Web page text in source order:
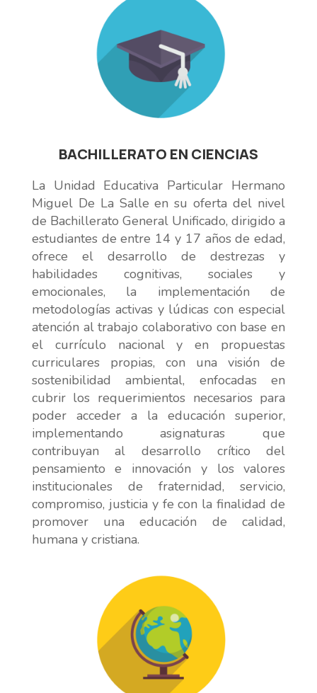
BACHILLERATO EN CIENCIAS
La Unidad Educativa Particular Hermano
Miguel De La Salle en su oferta del nivel
de Bachillerato General Unificado, dirigido a
estudiantes de entre 14 y 17 años de edad,
ofrece el desarrollo de destrezas y
habilidades cognitivas, sociales y
emocionales, la implementación de
metodologías activas y lúdicas con especial
atención al trabajo colaborativo con base en
el currículo nacional y en propuestas
curriculares propias, con una visión de
sostenibilidad ambiental, enfocadas en
cubrir los requerimientos necesarios para
poder acceder a la educación superior,
implementando asignaturas que
contribuyan al desarrollo crítico del
pensamiento e innovación y los valores
institucionales de fraternidad, servicio,
compromiso, justicia y fe con la finalidad de
promover una educación de calidad,
humana y cristiana.